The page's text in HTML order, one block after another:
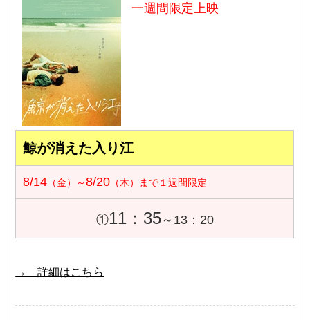
一週間限定上映
鯨が消えた入り江
8/14 （金）～8/20 （木）まで１週間限定
①11：35～13：20
→ 詳細はこちら